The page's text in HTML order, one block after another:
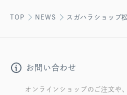
TOP NEWS スガハラショップ
お問い合わせ
オンラインショップのご注文や